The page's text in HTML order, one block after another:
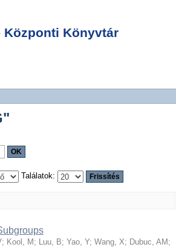
Központi Könyvtár
Találatok:
; Kool, M ; Luu, B; Yao, Y; Wang, X; Dubuc, AM ;